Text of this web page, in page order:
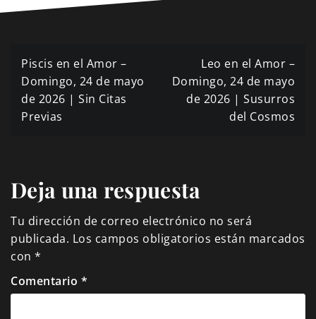
Navegación
de
entradas
Piscis en el Amor –
Domingo, 24 de mayo
de 2026 | Sin Citas
Previas
Leo en el Amor –
Domingo, 24 de mayo
de 2026 | Susurros
del Cosmos
Deja una respuesta
Tu dirección de correo electrónico no será
publicada. Los campos obligatorios están marcados
con *
Comentario *